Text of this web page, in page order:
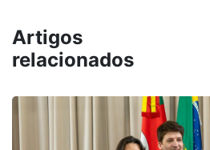
Artigos
relacionados